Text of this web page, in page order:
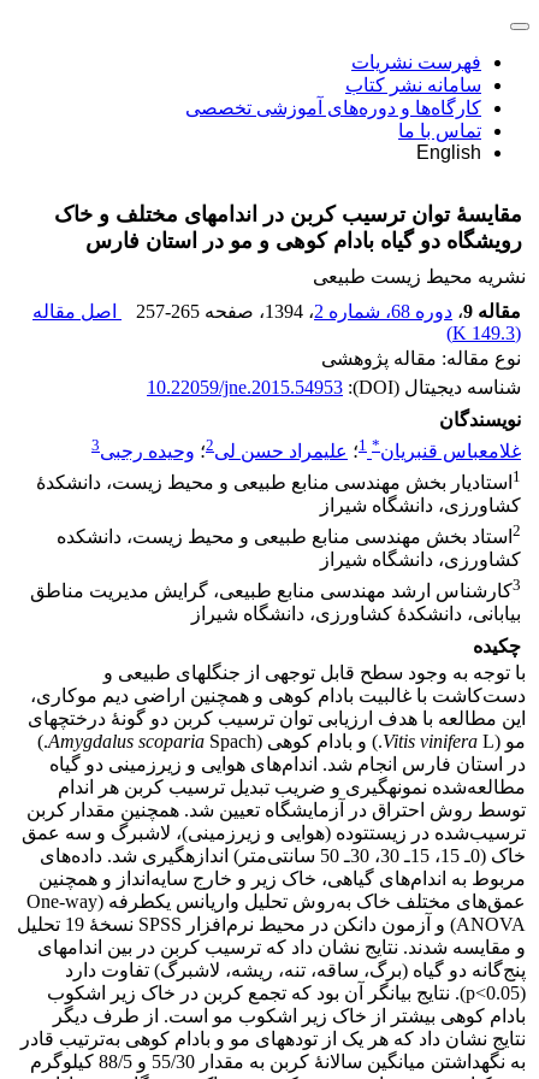
فهرست نشریات
سامانه نشر کتاب
کارگاه‌ها و دوره‌های آموزشی تخصصی
تماس با ما
English
مقایسۀ توان ترسیب کربن در اندام‏های مختلف و خاک
رویشگاه دو گیاه بادام کوهی و مو در استان فارس
نشریه محیط زیست طبیعی
مقاله 9
، دوره 68، شماره 2 ، 1394 ، صفحه 257-265
اصل مقاله
(
149.3 K
)
نوع مقاله: مقاله پژوهشی
شناسه دیجیتال (DOI):
10.22059/jne.2015.54953
نویسندگان
غلامعباس قنبریان*
1؛ علیمراد حسن لی2؛ وحیده رجبی3
1 استادیار بخش مهندسی منابع طبیعی و محیط زیست، دانشکدۀ
کشاورزی، دانشگاه شیراز
2 استاد بخش مهندسی منابع طبیعی و محیط زیست، دانشکده
کشاورزی، دانشگاه شیراز
3کارشناس ارشد مهندسی منابع طبیعی، گرایش مدیریت مناطق
بیابانی، دانشکدۀ کشاورزی، دانشگاه شیراز
چکیده
با توجه به وجود سطح قابل توجهی از جنگل‏های طبیعی و
دست‌کاشت با غالبیت بادام کوهی و همچنین اراضی دیم موکاری،
این مطالعه با هدف ارزیابی توان ترسیب کربن دو گونۀ درختچه‏ای
مو (
Vitis vinifera L.) و بادام کوهی ( Amygdalus scoparia
Spach.)
در استان فارس انجام شد. اندام‌‌های هوایی و زیرزمینی دو گیاه
مطالعه‌شده نمونه‏گیری و ضریب تبدیل ترسیب کربن هر اندام
توسط روش احتراق در آزمایشگاه تعیین شد. همچنین مقدار کربن
ترسیب‌شده در زیست‏توده (هوایی و زیر‌زمینی)، لاشبرگ و سه عمق
خاک (0‌ـ 15، 15‌ـ 30، 30‌ـ 50 سانتی‌متر) اندازه‏گیری شد. داده‌های
مربوط به اندام‌های گیاهی، خاک زیر و خارج سایه‌انداز و همچنین
عمق‌های مختلف خاک به‌روش تحلیل واریانس یکطرفه (One-way
ANOVA) و آزمون دانکن در محیط نرم‌افزار SPSS نسخۀ 19 تحلیل
و مقایسه شدند. نتایج نشان داد که ترسیب کربن در بین اندام‏های
پنج‌گانه دو گیاه (برگ، ساقه، تنه، ریشه، لاشبرگ) تفاوت دارد
(p<0.05). نتایج بیانگر آن بود که تجمع کربن در خاک زیر اشکوب
بادام کوهی بیشتر از خاک زیر اشکوب مو است. از طرف دیگر
نتایج نشان داد که هر یک از توده‏های مو و بادام کوهی به‌ترتیب قادر
به نگهداشتن میانگین سالانۀ کربن به مقدار 55/30 و 88/5 کیلوگرم